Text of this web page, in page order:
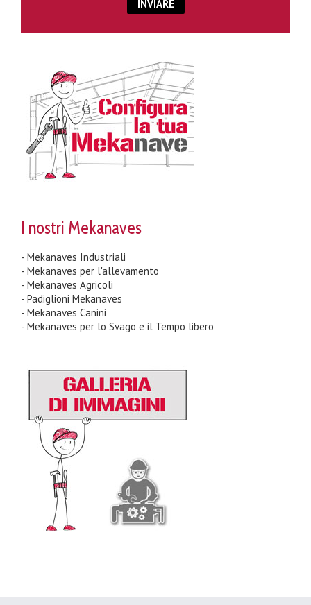
I nostri Mekanaves
- Mekanaves Industriali
- Mekanaves per l'allevamento
- Mekanaves Agricoli
- Padiglioni Mekanaves
- Mekanaves Canini
- Mekanaves per lo Svago e il Tempo libero